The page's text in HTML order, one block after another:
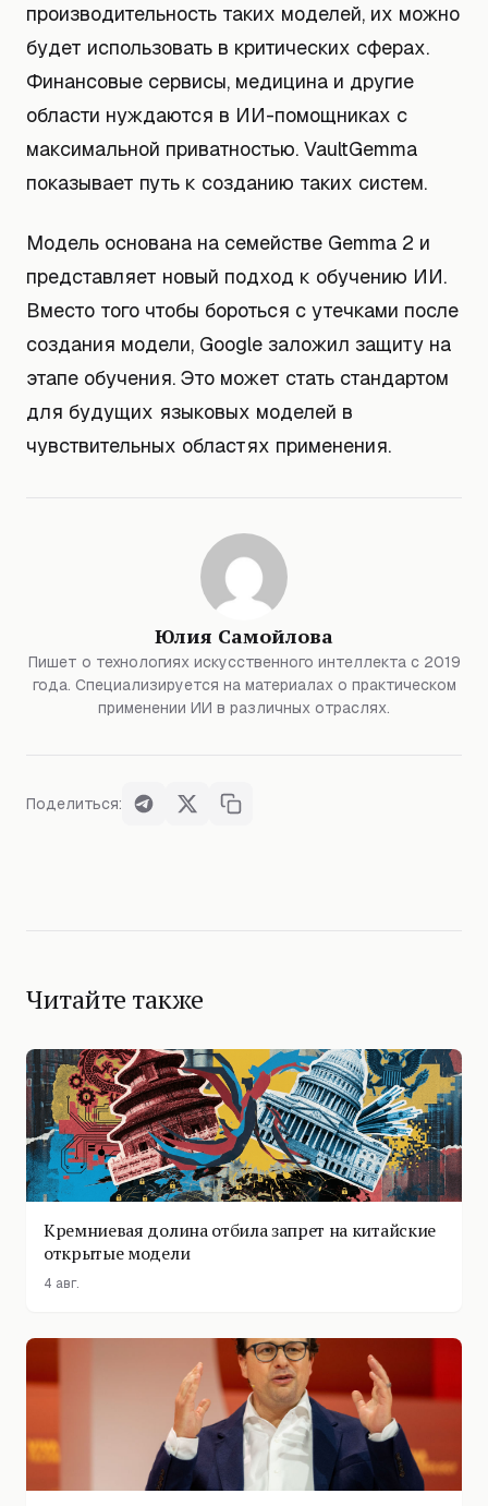
производительность таких моделей, их можно
будет использовать в критических сферах.
Финансовые сервисы, медицина и другие
области нуждаются в ИИ-помощниках с
максимальной приватностью. VaultGemma
показывает путь к созданию таких систем.
Модель основана на семействе Gemma 2 и
представляет новый подход к обучению ИИ.
Вместо того чтобы бороться с утечками после
создания модели, Google заложил защиту на
этапе обучения. Это может стать стандартом
для будущих языковых моделей в
чувствительных областях применения.
Юлия Самойлова
Пишет о технологиях искусственного интеллекта с 2019
года. Специализируется на материалах о практическом
применении ИИ в различных отраслях.
Поделиться:
Читайте также
Кремниевая долина отбила запрет на китайские
открытые модели
4 авг.